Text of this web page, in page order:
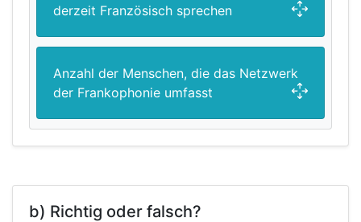
derzeit Französisch sprechen
Anzahl der Menschen, die das Netzwerk
der Frankophonie umfasst
b) Richtig oder falsch?